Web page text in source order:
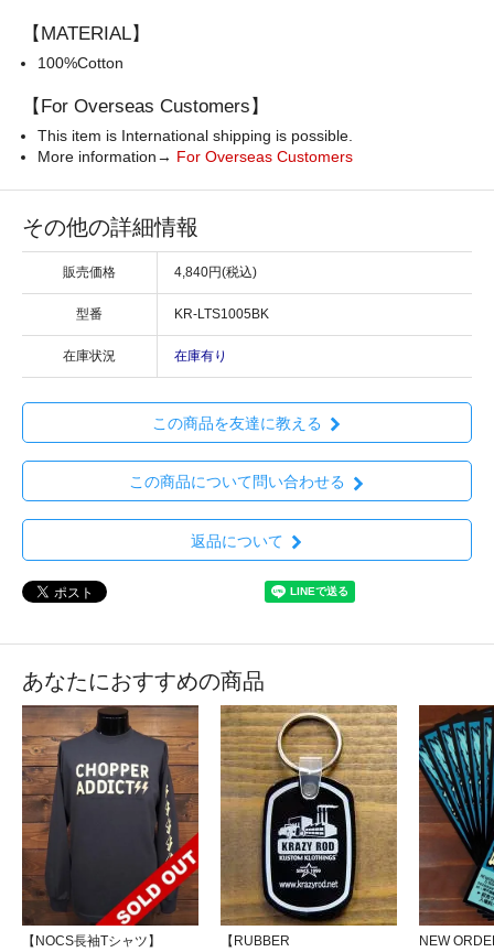
【MATERIAL】
100%Cotton
【For Overseas Customers】
This item is International shipping is possible.
More information→ For Overseas Customers
その他の詳細情報
販売価格 4,840円(税込)
型番 KR-LTS1005BK
在庫状況 在庫有り
この商品を友達に教える
この商品について問い合わせる
返品について
あなたにおすすめの商品
【NOCS長袖Tシャツ】
【RUBBER
NEW